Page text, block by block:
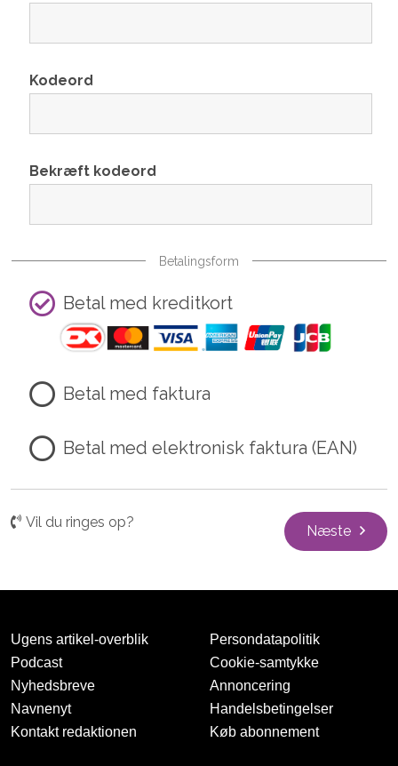
Kodeord
Bekræft kodeord
Betalingsform
Betal med kreditkort
Betal med faktura
Betal med elektronisk faktura (EAN)
Vil du ringes op?
Næste
Ugens artikel-overblik
Podcast
Nyhedsbreve
Navnenyt
Kontakt redaktionen
Persondatapolitik
Cookie-samtykke
Annoncering
Handelsbetingelser
Køb abonnement